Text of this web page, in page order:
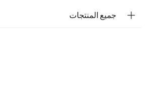
جميع المنتجات